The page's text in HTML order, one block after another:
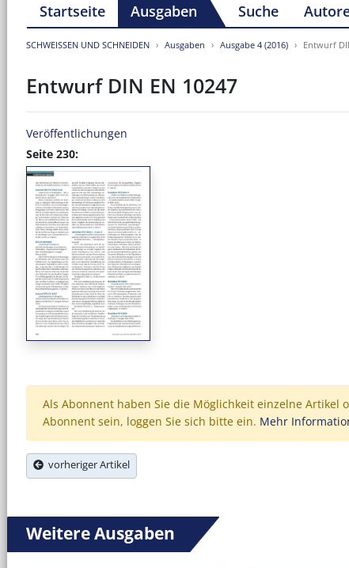
Startseite Ausgaben Suche
SCHWEISSEN UND SCHNEIDEN Ausgaben Ausgabe 4 (2016) Entwurf
Entwurf DIN EN 10247
Veröffentlichungen
Seite 230:
Als Abonnent haben Sie die Möglichkeit einzelne Artikel
Abonnent sein, loggen Sie sich bitte ein. Mehr
vorheriger Artikel
Weitere Ausgaben